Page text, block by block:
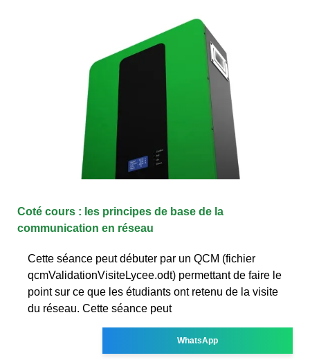
Coté cours : les principes de base de la
communication en réseau
Cette séance peut débuter par un QCM (fichier
qcmValidationVisiteLycee.odt) permettant de faire le
point sur ce que les étudiants ont retenu de la visite
du réseau. Cette séance peut
WhatsApp